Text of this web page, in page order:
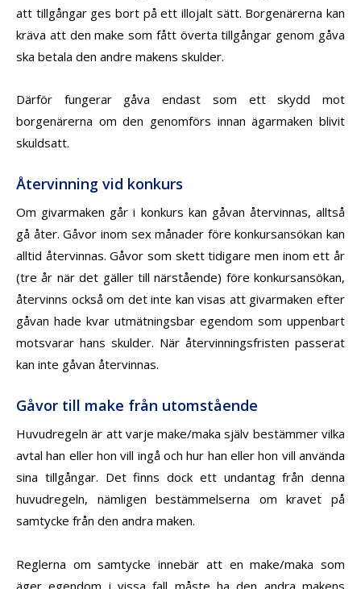
att tillgångar ges bort på ett illojalt sätt. Borgenärerna kan
kräva att den make som fått överta tillgångar genom gåva
ska betala den andre makens skulder.
Därför fungerar gåva endast som ett skydd mot
borgenärerna om den genomförs innan ägarmaken blivit
skuldsatt.
Återvinning vid konkurs
Om givarmaken går i konkurs kan gåvan återvinnas, alltså
gå åter. Gåvor inom sex månader före konkursansökan kan
alltid återvinnas. Gåvor som skett tidigare men inom ett år
(tre år när det gäller till närstående) före konkursansökan,
återvinns också om detinte kan visas att givarmaken efter
gåvan hade kvar utmätningsbar egendom som uppenbart
motsvarar hans skulder. När återvinningsfristen passerat
kan inte gåvan återvinnas.
Gåvor till make från utomstående
Huvudregeln är att varje make/maka själv bestämmer vilka
avtal han eller hon vill ingå och hur han eller hon vill använda
sina tillgångar. Det finns dock ett undantag från denna
huvudregeln, nämligen bestämmelserna om kravet på
samtycke från den andra maken.
Reglerna om samtycke innebär att en make/maka som
äger egendom i vissa fall måste ha den andra makens